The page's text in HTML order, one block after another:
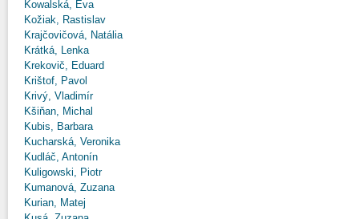
Kowalská, Eva
Kožiak, Rastislav
Krajčovičová, Natália
Krátká, Lenka
Krekovič, Eduard
Krištof, Pavol
Krivý, Vladimír
Kšiňan, Michal
Kubis, Barbara
Kucharská, Veronika
Kudláč, Antonín
Kuligowski, Piotr
Kumanová, Zuzana
Kurian, Matej